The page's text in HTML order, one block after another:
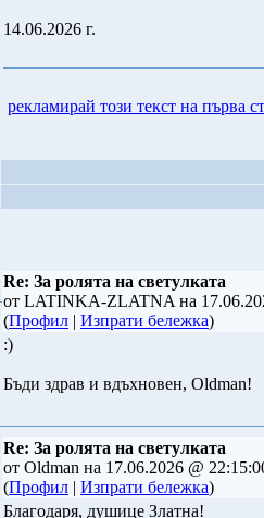
14.06.2026 г.
рекламирай този текст на първа
Re: За ролята на светулката
от LATINKA-ZLATNA на
(Профил | Изпрати бележка)
:)
Бъди здрав и вдъхновен, Oldman!
Re: За ролята на светулката
от Oldman на 17.06.2026 @
(Профил | Изпрати бележка)
Благодаря, душице Златна!